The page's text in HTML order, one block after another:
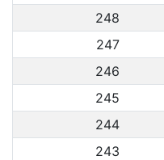
248
247
246
245
244
243